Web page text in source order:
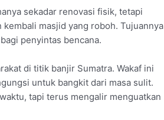
sekadar renovasi fisik, tetapi
masjid yang roboh. Tujuannya
penyintas bencana.
di titik banjir Sumatra. Wakaf ini
untuk bangkit dari masa sulit.
tapi terus mengalir menguatkan